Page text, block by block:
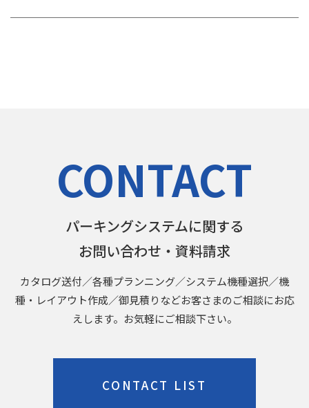
CONTACT
パーキングシステムに関する
お問い合わせ・資料請求
カタログ送付／各種プランニング／システム機種選択／機
種・レイアウト作成／御見積りなどお客さまのご相談にお応
えします。お気軽にご相談下さい。
CONTACT LIST